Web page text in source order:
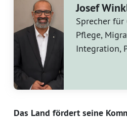
Josef
Sprecher
Pflege,
Integration,
Das Land fördert seine